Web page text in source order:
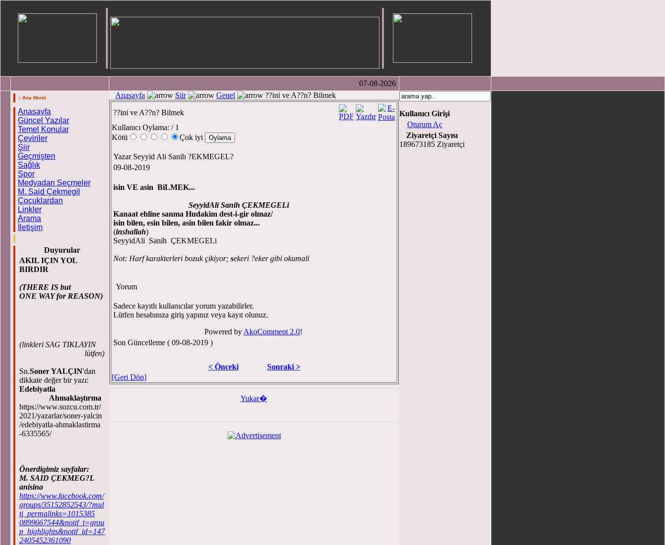
07-08-2026
:: Ana Menü
Anasayfa
Güncel Yazılar
Temel Konular
Çeviriler
Şiir
Geçmişten
Sağlık
Spor
Medyadan Seçmeler
M. Said Çekmegil
Çocuklardan
Linkler
Arama
İletişim
Duyurular
AKIL IÇIN YOL
BIRDIR
(THERE IS but
ONE WAY for REASON)
(linkleri SAG TIKLAYIN
lütfen)
Sn.Soner YALÇIN'dan
dikkate değer bir yazı:
Edebiyatla
Ahmaklaştırma
https://www.sozcu.com.tr/
2021/yazarlar/soner-yalcin
/edebiyatla-ahmaklastirma
-6335565/
Önerdigimiz sayfalar:
M. SAID ÇEKMEG?L
anisina
https://www.facebook.com/
groups/35152852543/?mul
ti_permalinks=1015385
0899667544&notif_t=grou
p_highlights&notif_id=147
2405452361090
Anasayfa Şiir Genel ??ini ve A??n? Bilmek
??ini ve A??n? Bilmek
Kullanıcı Oylama: / 1
Kötü
Çok iyi
Yazar Seyyid Ali Sanih ?EKMEGEL?
09-08-2019
isin VE asin BiLMEK...
SeyyidAli Sanih ÇEKMEGELi
Kanaat ehline sanma Hudakim dest-i-gir olmaz/
isin bilen, esin bilen, asin bilen fakir olmaz...
(inshallah)
SeyyidAli Sanih ÇEKMEGELi
Not: Harf karakterleri bozuk çikiyor; sekeri ?eker gibi okumali
Yorum
Sadece kayıtlı kullanıcılar yorum yazabilirler.
Lütfen hesabınıza giriş yapınız veya kayıt olunuz.
Powered by AkoComment 2.0!
Son Güncelleme ( 09-08-2019 )
< Önceki
Sonraki >
[Geri Dön]
Yukar�
Kullanıcı Girişi
Oturum Aç
Ziyaretçi Sayısı
189673185 Ziyaretçi